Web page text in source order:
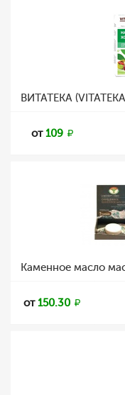
ВИТАТЕКА
от109
Каменное масло
от150.30